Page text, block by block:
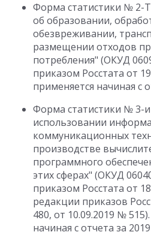
Форма статистики № 2-
об образовании,
обезвреживании,
размещении отходов
потребления" (ОКУД
приказом Росстата от
применяется начиная с
Форма статистики № 3-
использовании
коммуникационных
производстве
программного
этих сферах" (ОКУД
приказом Росстата от
редакции приказов
480, от 10.09.2019 №
начиная с отчета за